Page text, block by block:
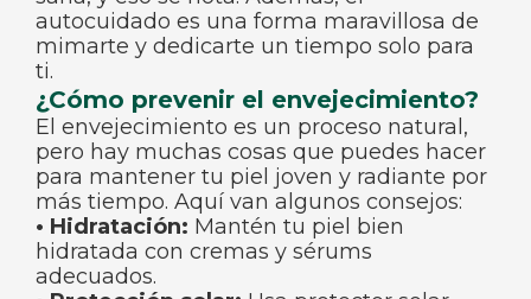
autocuidado es una forma maravillosa de
mimarte y dedicarte un tiempo solo para
ti.
¿Cómo prevenir el envejecimiento?
El envejecimiento es un proceso natural,
pero hay muchas cosas que puedes hacer
para mantener tu piel joven y radiante por
más tiempo. Aquí van algunos consejos:
• Hidratación: Mantén tu piel bien
hidratada con cremas y sérums
adecuados.